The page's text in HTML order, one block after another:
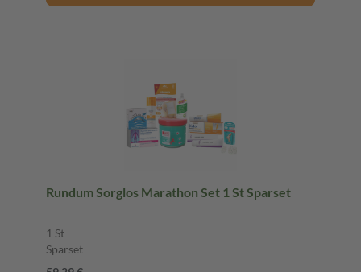
Rundum Sorglos Marathon Set 1 St Sparset
1 St
Sparset